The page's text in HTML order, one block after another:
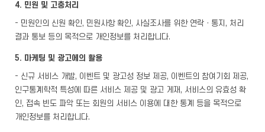
4. 민원 및 고충처리
- 민원인의 신원 확인, 민원사항 확인, 사실조사를 위한 연락ㆍ통지, 처리
결과 통보 등의 목적으로 개인정보를 처리합니다.
5. 마케팅 및 광고에의 활용
- 신규 서비스 개발, 이벤트 및 광고성 정보 제공, 이벤트의 참여기회 제공,
인구통계학적 특성에 따른 서비스 제공 및 광고 게재, 서비스의 유효성 확
인, 접속 빈도 파악 또는 회원의 서비스 이용에 대한 통계 등을 목적으로
개인정보를 처리합니다.